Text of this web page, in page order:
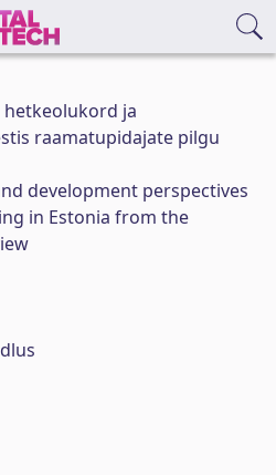
ja
raamatupidajate pilgu
development perspectives
in Estonia from the